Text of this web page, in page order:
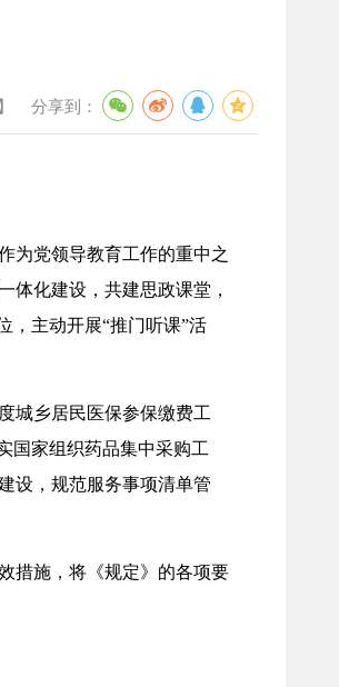
】 分享到：
为党领导教育工作的重中之
体化建设，共建思政课堂，
，主动开展“推门听课”活
城乡居民医保参保缴费工
国家组织药品集中采购工
设，规范服务事项清单管
措施，将《规定》的各项要